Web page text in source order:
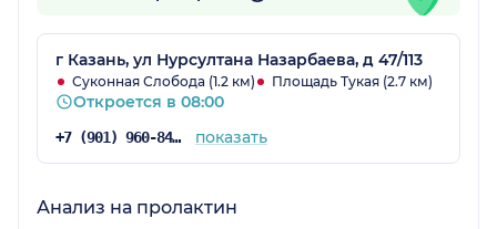
г Казань, ул Нурсултана Назарбаева, д 47/113
Суконная Слобода (1.2 км) Площадь Тукая (2.7 км)
Откроется в 08:00
+7 (901) 960-84-72 показать
Анализ на пролактин